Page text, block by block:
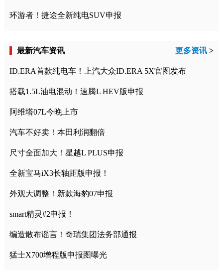
环游者！捷途全新纯电SUV申报
最新汽车资讯 更多资讯 >
ID.ERA首款纯电车！上汽大众ID.ERA 5X官图发布
搭载1.5L油电混动！速腾L HEV版申报
阿维塔07L今晚上市
汽车不好卖！本田利润翻倍
尺寸全面加大！星越L PLUS申报
全新宝马iX3长轴距版申报！
外观大调整！新款海豹07申报
smart精灵#2申报！
编造散布谣言！奇瑞集团法务部通报
猛士X700增程版申报图曝光